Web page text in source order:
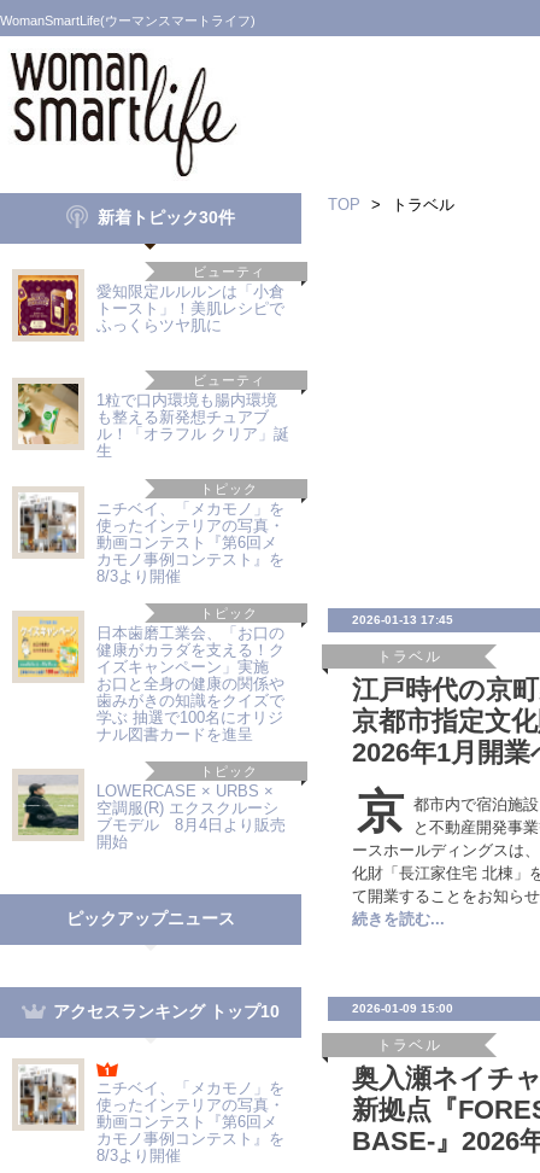
WomanSmartLife(ウーマンスマートライフ)
新着トピック30件
ビューティ
愛知限定ルルルンは「小倉
トースト」！美肌レシピで
ふっくらツヤ肌に
ビューティ
1粒で口内環境も腸内環境
も整える新発想チュアブ
ル！「オラフル クリア」誕
生
トピック
ニチベイ、「メカモノ」を
使ったインテリアの写真・
動画コンテスト『第6回メ
カモノ事例コンテスト』を
8/3より開催
トピック
日本歯磨工業会、「お口の
健康がカラダを支える！ク
イズキャンペーン」実施
お口と全身の健康の関係や
歯みがきの知識をクイズで
学ぶ 抽選で100名にオリジ
ナル図書カードを進呈
トピック
LOWERCASE × URBS ×
空調服(R) エクスクルーシ
ブモデル 8月4日より販売
開始
ピックアップニュース
アクセスランキング トップ10
ニチベイ、「メカモノ」を
使ったインテリアの写真・
動画コンテスト『第6回メ
カモノ事例コンテスト』を
8/3より開催
TOP > トラベル
2026-01-13 17:45
トラベル
江戸時代の京
京都市指定文
2026年1月開業
京 都市内で宿泊施
と不動産開発事
ースホールディングスは
化財「長江家住宅 北棟」
て開業することをお知ら
続きを読む...
2026-01-09 15:00
トラベル
奥入瀬ネイチ
新拠点『
BASE-』2026